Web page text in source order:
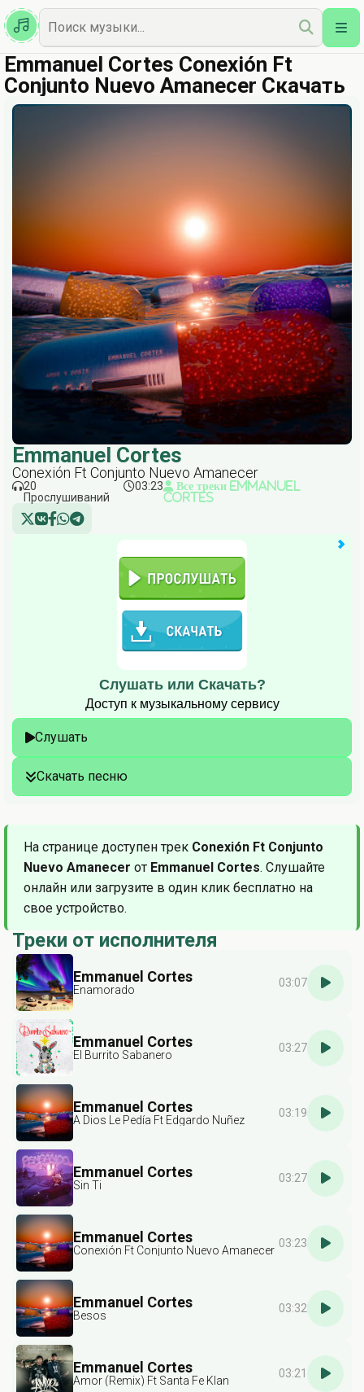
Казахская
Наш Топ
Emmanuel Cortes Conexión Ft
Conjunto Nuevo Amanecer Скачать
Emmanuel Cortes
Conexión Ft Conjunto Nuevo Amanecer
20
Прослушиваний
03:23
Все треки Emmanuel
Cortes
Слушать или Скачать?
Доступ к музыкальному сервису
Слушать
Скачать песню
На странице доступен трек Conexión Ft Conjunto
Nuevo Amanecer от Emmanuel Cortes. Слушайте
онлайн или загрузите в один клик бесплатно на
свое устройство.
Треки от исполнителя
Emmanuel Cortes
Enamorado
03:07
Emmanuel Cortes
El Burrito Sabanero
03:27
Emmanuel Cortes
A Dios Le Pedía Ft Edgardo Nuñez
03:19
Emmanuel Cortes
Sin Ti
03:27
Emmanuel Cortes
Conexión Ft Conjunto Nuevo Amanecer
03:23
Emmanuel Cortes
Besos
03:32
Emmanuel Cortes
Amor (Remix) Ft Santa Fe Klan
03:21